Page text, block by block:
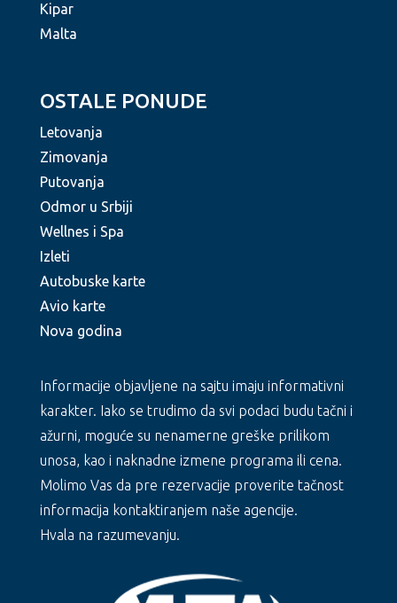
Kipar
Malta
OSTALE PONUDE
Letovanja
Zimovanja
Putovanja
Odmor u Srbiji
Wellnes i Spa
Izleti
Autobuske karte
Avio karte
Nova godina
Informacije objavljene na sajtu imaju informativni
karakter. Iako se trudimo da svi podaci budu tačni i
ažurni, moguće su nenamerne greške prilikom
unosa, kao i naknadne izmene programa ili cena.
Molimo Vas da pre rezervacije proverite tačnost
informacija kontaktiranjem naše agencije.
Hvala na razumevanju.